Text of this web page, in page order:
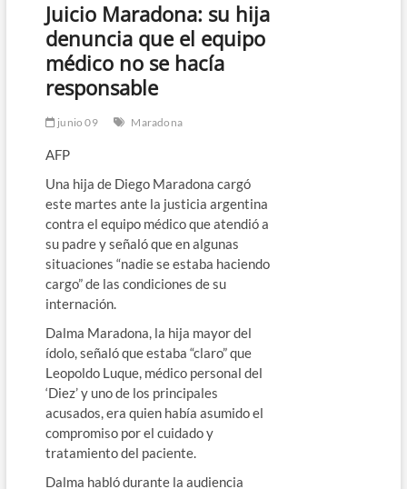
Juicio Maradona: su hija
denuncia que el equipo
médico no se hacía
responsable
junio 09 Maradona
AFP
Una hija de Diego Maradona cargó
este martes ante la justicia argentina
contra el equipo médico que atendió a
su padre y señaló que en algunas
situaciones “nadie se estaba haciendo
cargo” de las condiciones de su
internación.
Dalma Maradona, la hija mayor del
ídolo, señaló que estaba “claro” que
Leopoldo Luque, médico personal del
‘Diez’ y uno de los principales
acusados, era quien había asumido el
compromiso por el cuidado y
tratamiento del paciente.
Dalma habló durante la audiencia